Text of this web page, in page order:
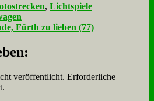
, Lichtspiele
Fürth zu lieben (77)
veröffentlicht. Erforderliche